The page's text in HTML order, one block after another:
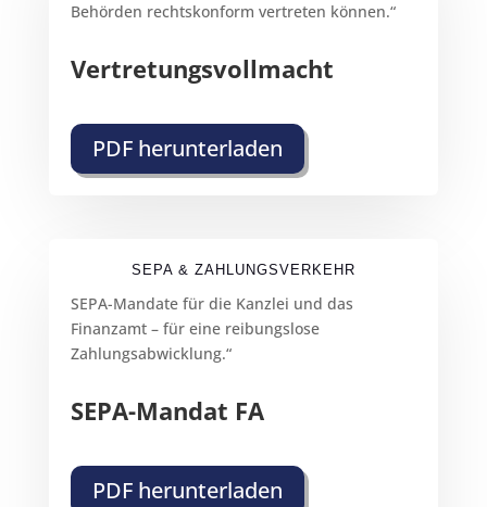
Behörden rechtskonform vertreten können.“
Vertretungsvollmacht
PDF herunterladen
SEPA & ZAHLUNGSVERKEHR
SEPA-Mandate für die Kanzlei und das
Finanzamt – für eine reibungslose
Zahlungsabwicklung.“
SEPA-Mandat FA
PDF herunterladen